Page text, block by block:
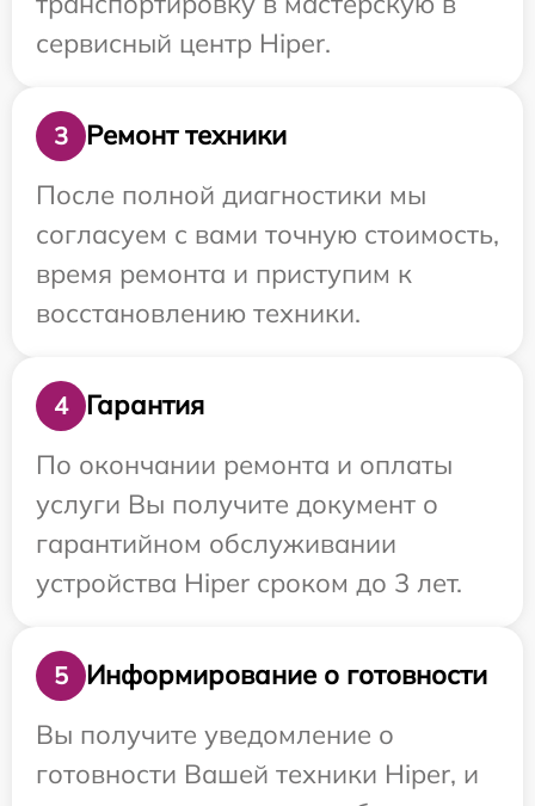
сервисный центр Hiper.
3
Ремонт техники
После полной диагностики мы
согласуем с вами точную стоимость,
время ремонта и приступим к
восстановлению техники.
4
Гарантия
По окончании ремонта и оплаты
услуги Вы получите документ о
гарантийном обслуживании
устройства Hiper сроком до 3 лет.
5
Информирование о готовности
Вы получите уведомление о
готовности Вашей техники Hiper, и